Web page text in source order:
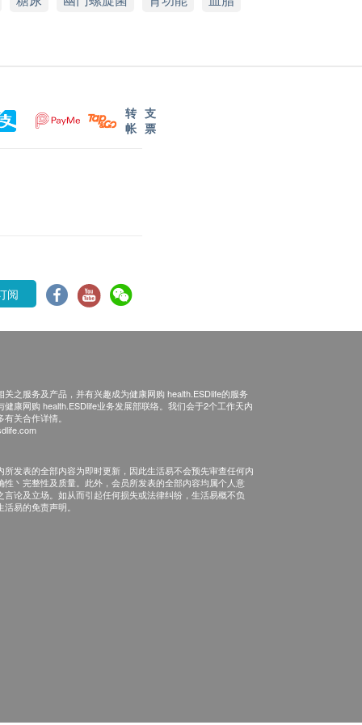
转
帐
支
票
阅
关之服务及产品，并有兴趣成为健康网购 health.ESDlife的服务
健康网购 health.ESDlife业务发展部联络。我们会于2个工作天内
关合作详情。
所发表的全部内容为即时更新，因此生活易不会预先审查任何内
性丶完整性及质量。此外，会员所发表的全部内容均属个人意
言论及立场。如从而引起任何损失或法律纠纷，生活易概不负
易的免责声明。